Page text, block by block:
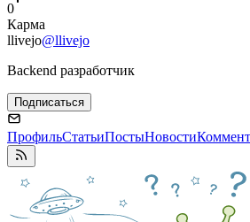
0
Карма
llivejo@llivejo
Backend разработчик
Подписаться
ПрофильСтатьиПостыНовости